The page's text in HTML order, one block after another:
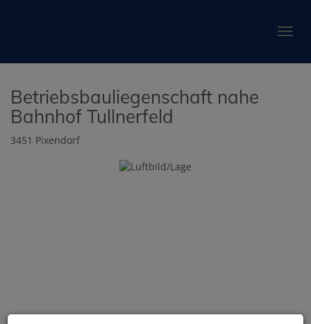
Betriebsbauliegenschaft nahe
Bahnhof Tullnerfeld
3451 Pixendorf